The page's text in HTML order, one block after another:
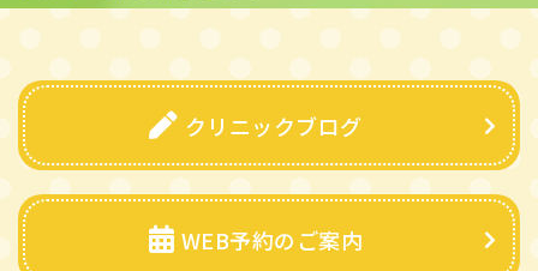
クリニックブログ
WEB予約のご案内